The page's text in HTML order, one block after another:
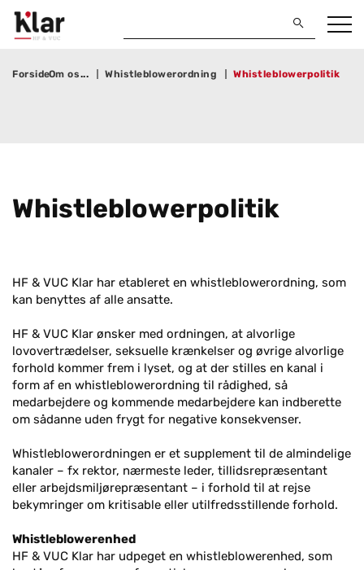
ForsideOm os Whistleblowerordning Whistleblowerpolitik
Whi­st­le­blower­po­li­tik
HF & VUC Klar har etableret en whistleblowerordning, som
kan benyttes af alle ansatte.
HF & VUC Klar ønsker med ordningen, at alvorlige
lovovertrædelser, seksuelle krænkelser og øvrige alvorlige
forhold kommer frem i lyset, og at der stilles en kanal i
form af en whistleblowerordning til rådighed, så
medarbejdere og kommende medarbejdere kan indberette
om sådanne uden frygt for negative konsekvenser.
Whistleblowerordningen er et supplement til de almindelige
kanaler – fx rektor, nærmeste leder, tillidsrepræsentant
eller arbejdsmiljørepræsentant – i forhold til at rejse
bekymringer om kritisable eller utilfredsstillende forhold.
Whistleblowerenhed
HF & VUC Klar har udpeget en whistleblowerenhed, som